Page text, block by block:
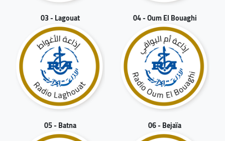
03 - Lagouat 04 - Oum El Bouaghi
05 - Batna 06 - Bejaïa